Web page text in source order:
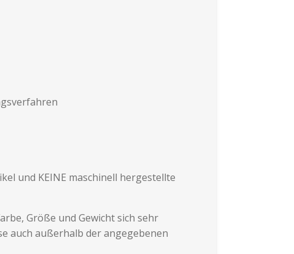
und KEINE maschinell hergestellte
Größe und Gewicht sich sehr
auch außerhalb der angegebenen